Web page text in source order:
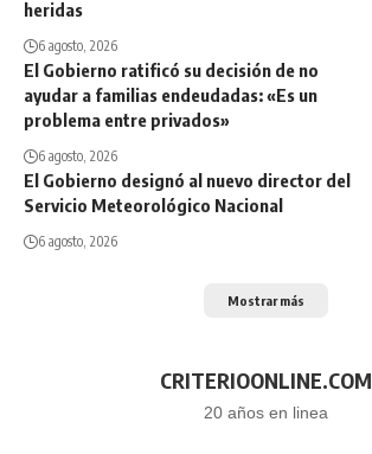
heridas
6 agosto, 2026
El Gobierno ratificó su decisión de no
ayudar a familias endeudadas: «Es un
problema entre privados»
6 agosto, 2026
El Gobierno designó al nuevo director del
Servicio Meteorológico Nacional
6 agosto, 2026
Mostrar más
CRITERIOONLINE.COM
20 años en linea